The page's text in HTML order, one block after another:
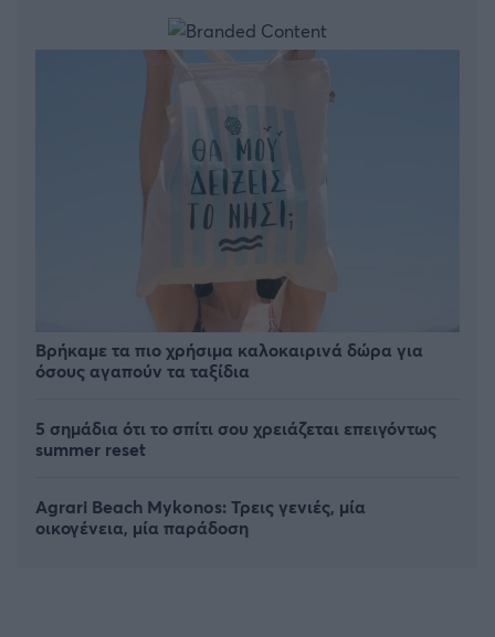
Βρήκαμε τα πιο χρήσιμα καλοκαιρινά δώρα για
όσους αγαπούν τα ταξίδια
5 σημάδια ότι το σπίτι σου χρειάζεται επειγόντως
summer reset
Agrari Beach Mykonos: Τρεις γενιές, μία
οικογένεια, μία παράδοση